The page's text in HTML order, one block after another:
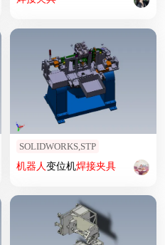
SOLIDWORKS,STP
机器人变位机焊接夹具